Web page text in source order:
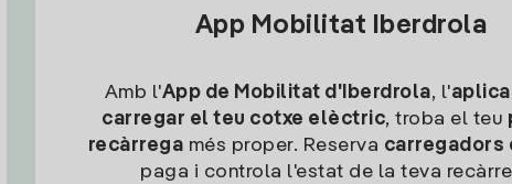
App Mobilitat Iberdrola
Amb l'App de Mobilitat d'Iberdrola, l'
carregar el teu cotxe elèctric, troba el teu
recàrrega més proper. Reserva carregadors
paga i controla l'estat de la teva